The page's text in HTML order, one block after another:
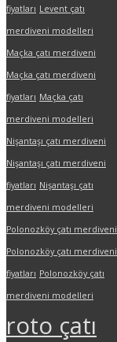
fiyatları Levent çatı
merdiveni modelleri
Maçka çatı merdiveni
Maçka çatı merdiveni
fiyatları Maçka çatı
merdiveni modelleri
Nişantaşı çatı merdiveni
Nişantaşı çatı merdiveni
fiyatları Nişantaşı çatı
merdiveni modelleri
Polonozköy çatı merdiveni
Polonozköy çatı merdiveni
fiyatları Polonozköy çatı
merdiveni modelleri
roto çatı